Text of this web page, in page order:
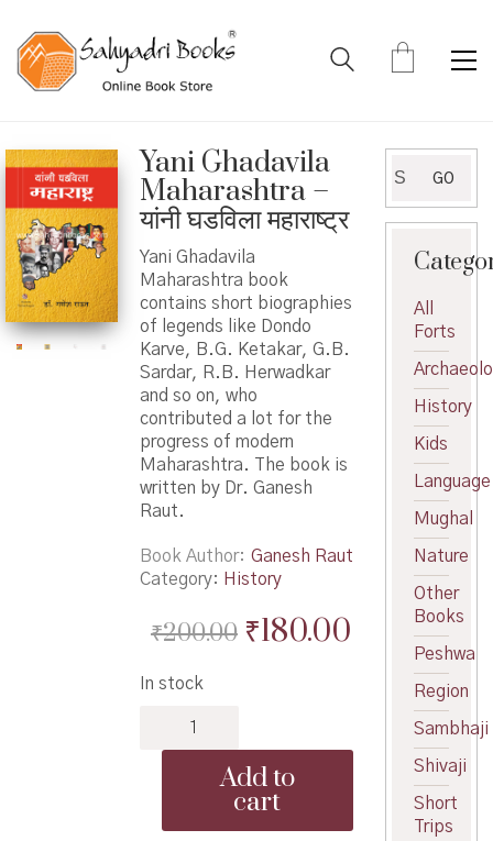
Yani Ghadavila
Maharashtra –
यांनी घडविला महाराष्ट्र
Yani Ghadavila
Maharashtra book
contains short biographies
of legends like Dondo
Karve, B.G. Ketakar, G.B.
Sardar, R.B. Herwadkar
and so on, who
contributed a lot for the
progress of modern
Maharashtra. The book is
written by Dr. Ganesh
Raut.
Book Author
Ganesh Raut
Category: History
₹200.00 Original
₹180.00Current
price
₹180.00.
In stock
Ghadavila
घडविला
Add to
cart
for:
GO
All
Forts
History
Kids
Language
Mughal
Nature
Other
Books
Peshwa
Region
Sambhaji
Shivaji
Short
Trips